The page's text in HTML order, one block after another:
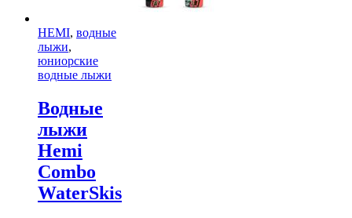
HEMI, водные
лыжи,
юниорские
водные лыжи
Водные
лыжи
Hemi
Combo
WaterSkis